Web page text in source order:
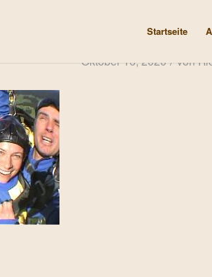
Startseite
Oktober 16, 2020 / von